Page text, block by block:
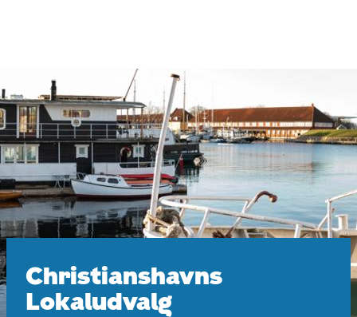
Christianshavns
Lokaludvalg
Christianshavns
Lokaludvalg